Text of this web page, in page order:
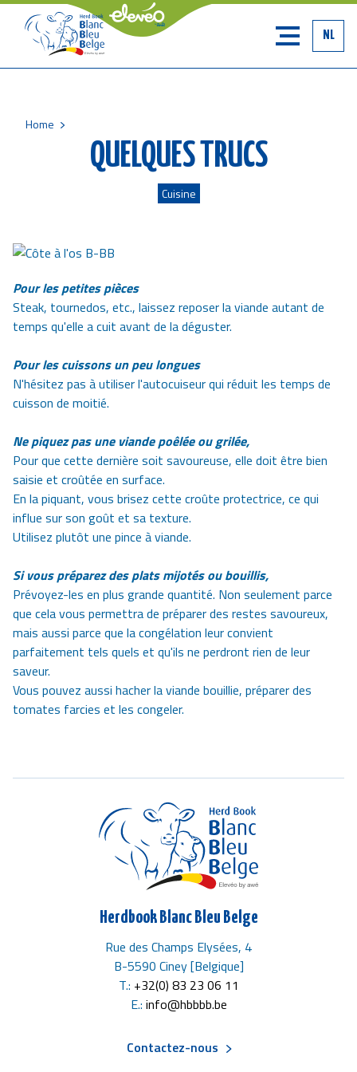
NL
Breadcrumb
Home
QUELQUES TRUCS
Cuisine
Pour les petites pièces
Steak, tournedos, etc., laissez reposer la viande autant de
temps qu'elle a cuit avant de la déguster.
Pour les cuissons un peu longues
N'hésitez pas à utiliser l'autocuiseur qui réduit les temps de
cuisson de moitié.
Ne piquez pas une viande poêlée ou grilée,
Pour que cette dernière soit savoureuse, elle doit être bien
saisie et croûtée en surface.
En la piquant, vous brisez cette croûte protectrice, ce qui
influe sur son goût et sa texture.
Utilisez plutôt une pince à viande.
Si vous préparez des plats mijotés ou bouillis,
Prévoyez-les en plus grande quantité. Non seulement parce
que cela vous permettra de préparer des restes savoureux,
mais aussi parce que la congélation leur convient
parfaitement tels quels et qu'ils ne perdront rien de leur
saveur.
Vous pouvez aussi hacher la viande bouillie, préparer des
tomates farcies et les congeler.
Herdbook Blanc Bleu Belge
Rue des Champs Elysées, 4
B-5590 Ciney [Belgique]
T.: +32(0) 83 23 06 11
E.: info@hbbbb.be
Contactez-nous